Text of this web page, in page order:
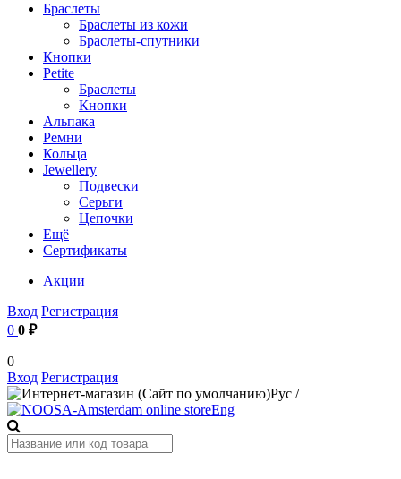
Браслеты
Браслеты из кожи
Браслеты-спутники
Кнопки
Petite
Браслеты
Кнопки
Альпака
Ремни
Кольца
Jewellery
Подвески
Серьги
Цепочки
Ещё
Сертификаты
Акции
Вход Регистрация
0 0 ₽
0
Вход Регистрация
Рус /
Eng